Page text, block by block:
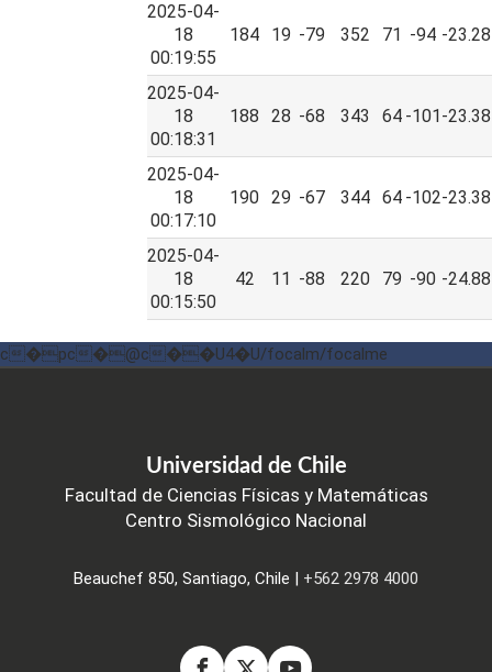
2025-04-
18
00:19:55
184 19 -79 352 71 -94 -23.28
2025-04-
18
00:18:31
188 28 -68 343 64 -101 -23.38
2025-04-
18
00:17:10
190 29 -67 344 64 -102-23.38
2025-04-
18
00:15:50
42 11 -88 220 79 -90 -24.88
c�pc�@c��U4�U/focalm/focalme
Universidad de Chile
Facultad de Ciencias Físicas y Matemáticas
Centro Sismológico Nacional
Beauchef 850, Santiago, Chile | +562 2978 4000